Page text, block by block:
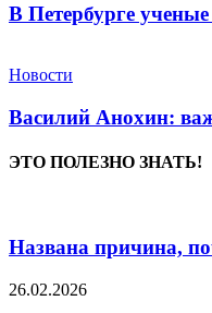
В Петербурге
Новости
Василий Анохин:
ЭТО ПОЛЕЗНО ЗНАТЬ!
Названа причина,
26.02.2026